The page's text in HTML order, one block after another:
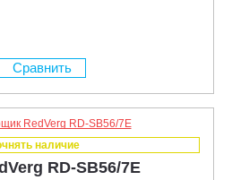
Сравнить
наличие
RD-SB56/7E